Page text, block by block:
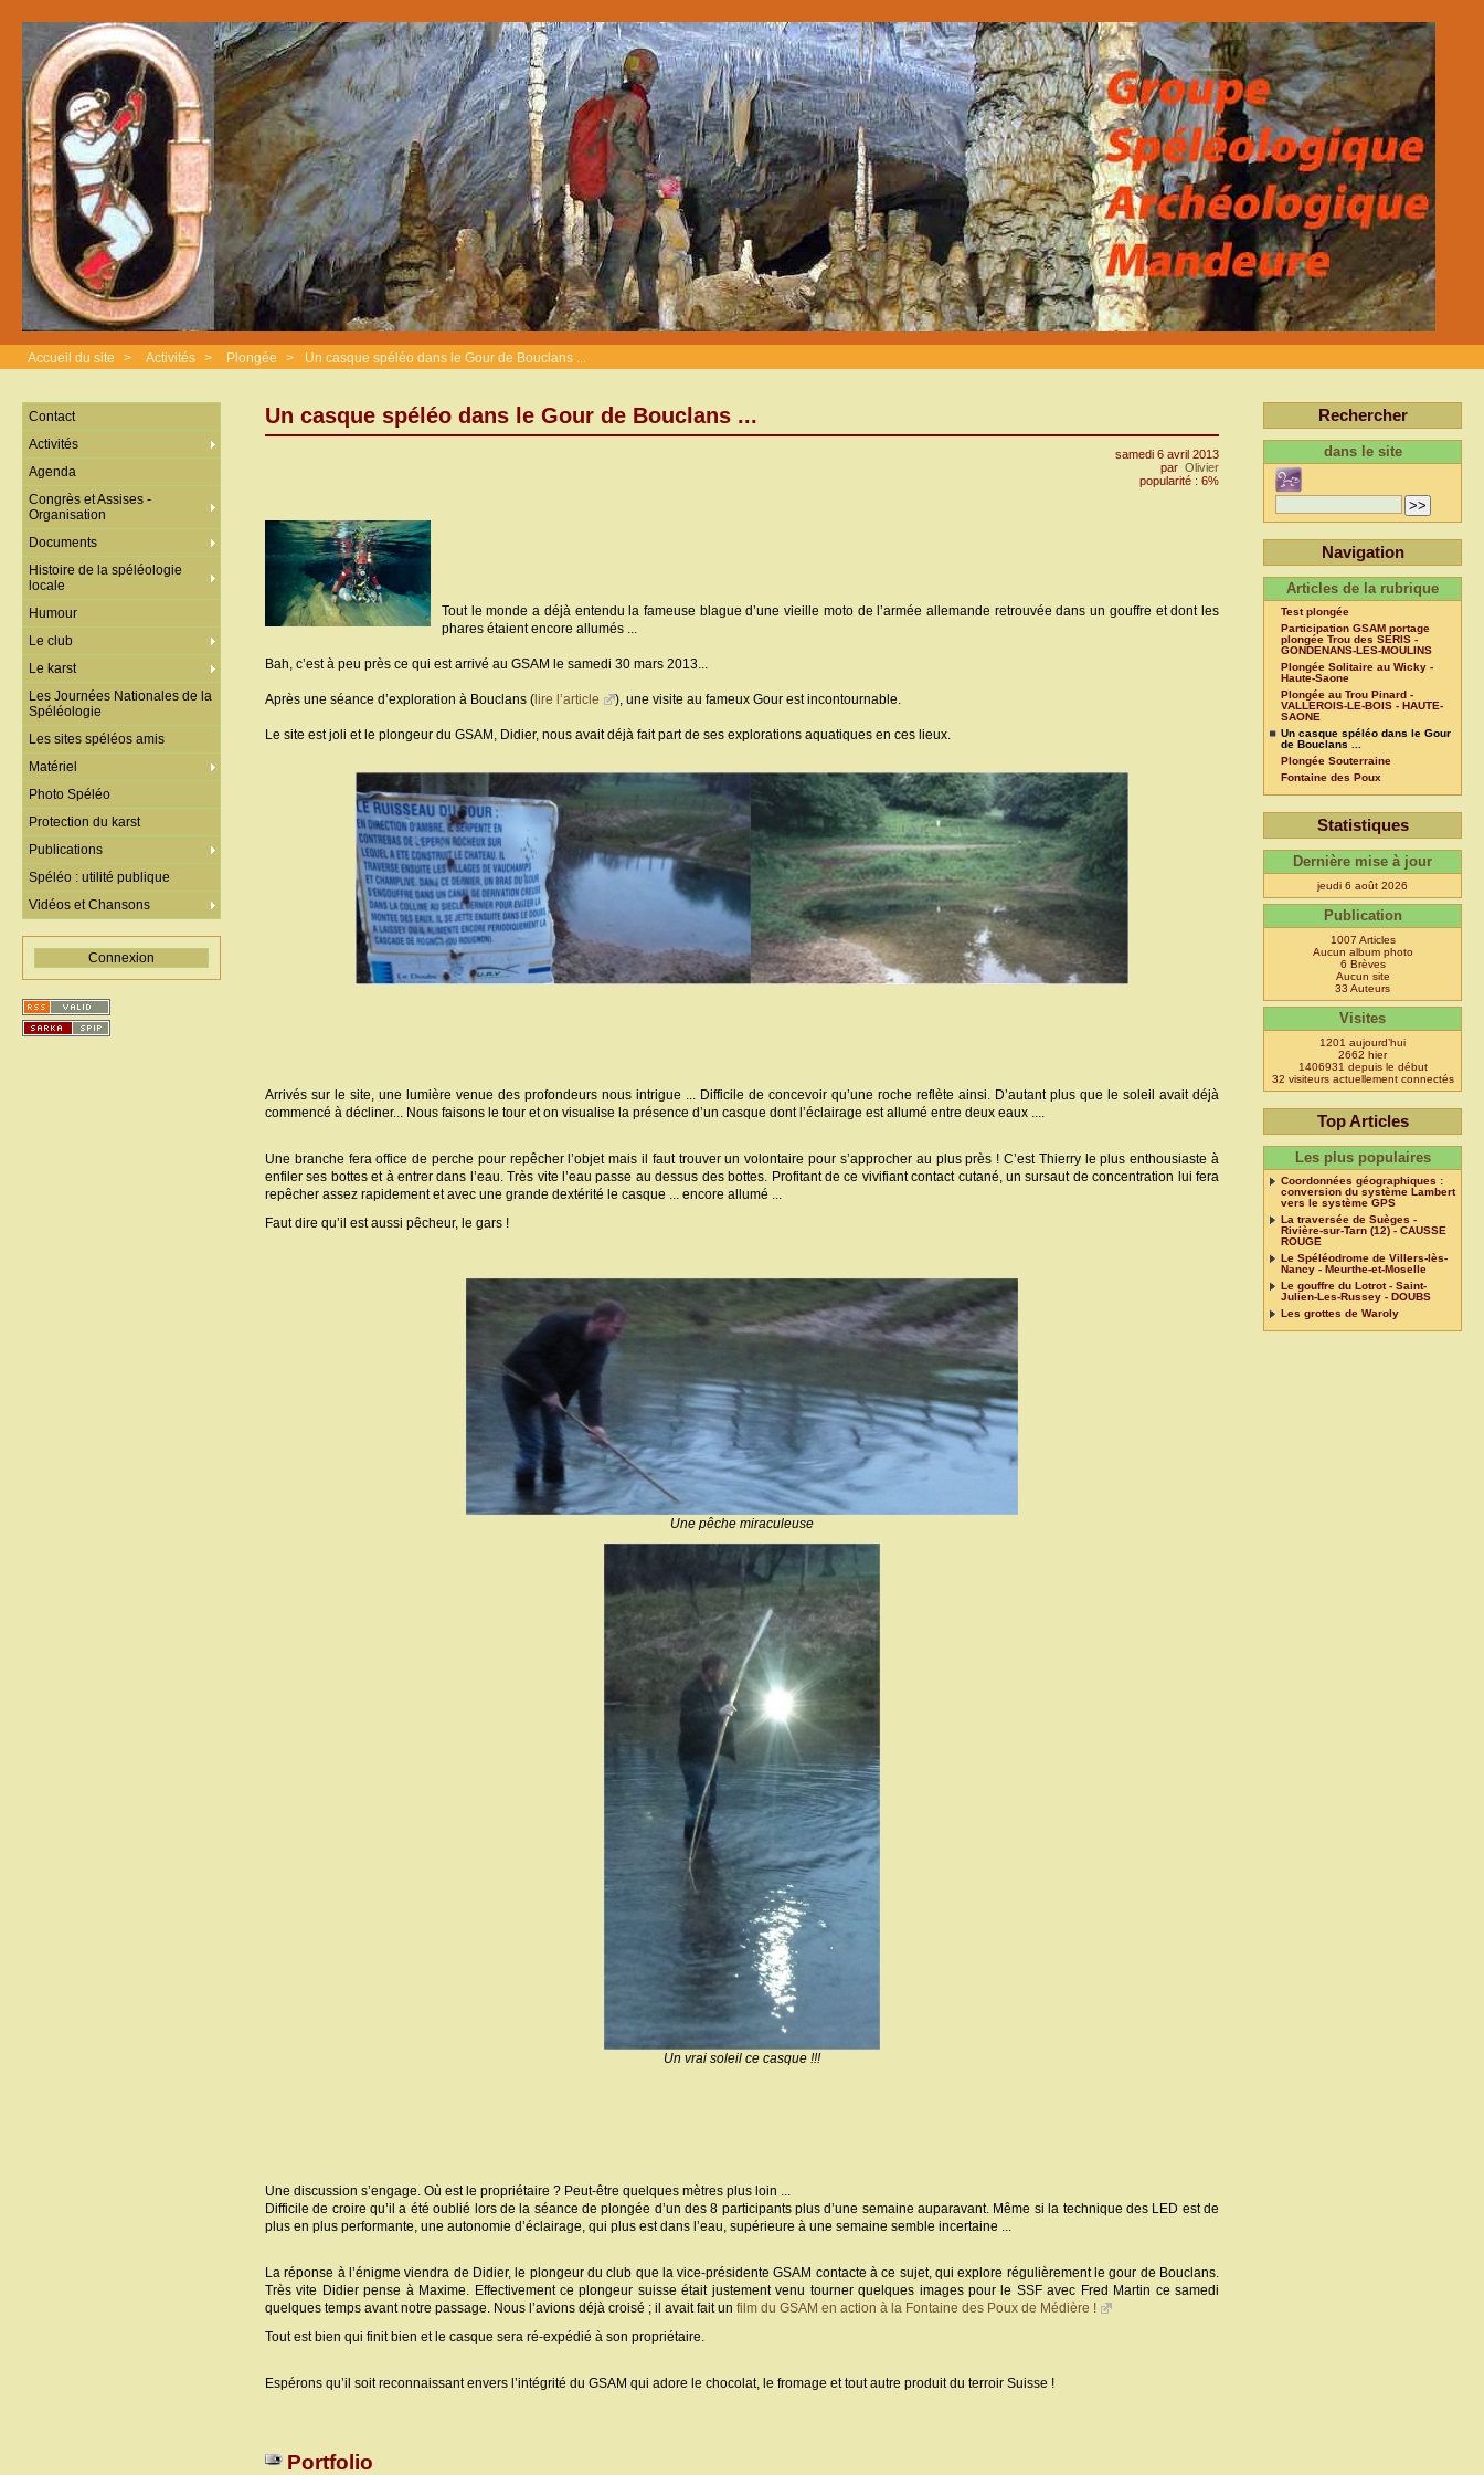
Accueil du site > Activités > Plongée > Un casque spéléo dans le Gour de Bouclans ...
Un casque spéléo dans le Gour de Bouclans ...
samedi 6 avril 2013
par Olivier
popularité : 6%
Tout le monde a déjà entendu la fameuse blague d’une vieille moto de l’armée allemande retrouvée dans un gouffre et dont les
phares étaient encore allumés ...
Bah, c’est à peu près ce qui est arrivé au GSAM le samedi 30 mars 2013...
Après une séance d’exploration à Bouclans ( lire l’article ), une visite au fameux Gour est incontournable.
Le site est joli et le plongeur du GSAM, Didier, nous avait déjà fait part de ses explorations aquatiques en ces lieux.
Arrivés sur le site, une lumière venue des profondeurs nous intrigue ... Difficile de concevoir qu’une roche reflète ainsi. D’autant plus que le soleil avait déjà
commencé à décliner... Nous faisons le tour et on visualise la présence d’un casque dont l’éclairage est allumé entre deux eaux ....
Une branche fera office de perche pour repêcher l’objet mais il faut trouver un volontaire pour s’approcher au plus près ! C’est Thierry le plus enthousiaste à
enfiler ses bottes et à entrer dans l’eau. Très vite l’eau passe au dessus des bottes. Profitant de ce vivifiant contact cutané, un sursaut de concentration lui fera
repêcher assez rapidement et avec une grande dextérité le casque ... encore allumé ...
Faut dire qu’il est aussi pêcheur, le gars !
Une pêche miraculeuse
Un vrai soleil ce casque !!!
Une discussion s’engage. Où est le propriétaire ? Peut-être quelques mètres plus loin ...
Difficile de croire qu’il a été oublié lors de la séance de plongée d’un des 8 participants plus d’une semaine auparavant. Même si la technique des LED est de
plus en plus performante, une autonomie d’éclairage, qui plus est dans l’eau, supérieure à une semaine semble incertaine ...
La réponse à l’énigme viendra de Didier, le plongeur du club que la vice-présidente GSAM contacte à ce sujet, qui explore régulièrement le gour de Bouclans.
Très vite Didier pense à Maxime. Effectivement ce plongeur suisse était justement venu tourner quelques images pour le SSF avec Fred Martin ce samedi
quelques temps avant notre passage. Nous l’avions déjà croisé ; il avait fait un film du GSAM en action à la Fontaine des Poux de Médière !
Tout est bien qui finit bien et le casque sera ré-expédié à son propriétaire.
Espérons qu’il soit reconnaissant envers l’intégrité du GSAM qui adore le chocolat, le fromage et tout autre produit du terroir Suisse !
Portfolio
Contact
Activités
Agenda
Congrès et Assises -
Organisation
Documents
Histoire de la spéléologie
locale
Humour
Le club
Le karst
Les Journées Nationales de la
Spéléologie
Les sites spéléos amis
Matériel
Photo Spéléo
Protection du karst
Publications
Spéléo : utilité publique
Vidéos et Chansons
Connexion
Rechercher
dans le site
Navigation
Articles de la rubrique
Test plongée
Participation GSAM portage
plongée Trou des SERIS -
GONDENANS-LES-MOULINS
Plongée Solitaire au Wicky -
Haute-Saone
Plongée au Trou Pinard -
VALLEROIS-LE-BOIS - HAUTE-
SAONE
Un casque spéléo dans le Gour
de Bouclans ...
Plongée Souterraine
Fontaine des Poux
Statistiques
Dernière mise à jour
jeudi 6 août 2026
Publication
1007 Articles
Aucun album photo
6 Brèves
Aucun site
33 Auteurs
Visites
1201 aujourd’hui
2662 hier
1406931 depuis le début
32 visiteurs actuellement connectés
Top Articles
Les plus populaires
Coordonnées géographiques :
conversion du système Lambert
vers le système GPS
La traversée de Suèges -
Rivière-sur-Tarn (12) - CAUSSE
ROUGE
Le Spéléodrome de Villers-lès-
Nancy - Meurthe-et-Moselle
Le gouffre du Lotrot - Saint-
Julien-Les-Russey - DOUBS
Les grottes de Waroly